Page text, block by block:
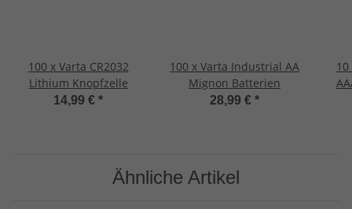
100 x Varta CR2032
Lithium Knopfzelle
14,99 € *
100 x Varta Industrial AA
Mignon Batterien
28,99 € *
Ähnliche Artikel